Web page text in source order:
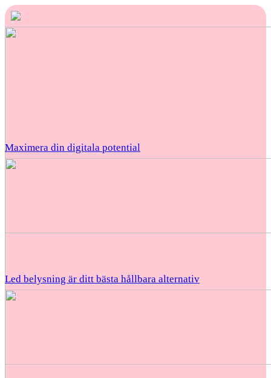
Maximera din digitala potential
Led belysning är ditt bästa hållbara alternativ